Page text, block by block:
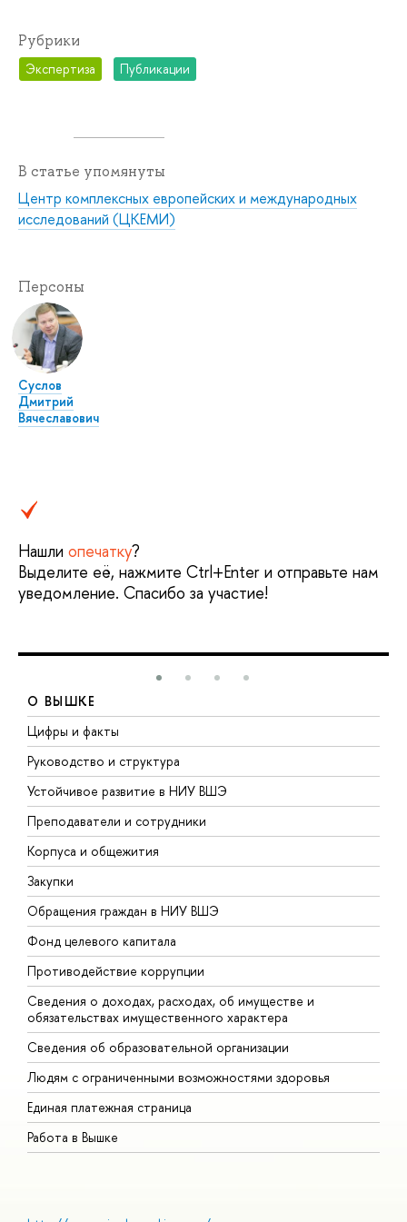
Рубрики
Экспертиза Публикации
В статье упомянуты
Центр комплексных европейских и международных
исследований (ЦКЕМИ)
Персоны
Суслов
Дмитрий
Вячеславович
Нашли опечатку?
Выделите её, нажмите Ctrl+Enter и отправьте нам
уведомление. Спасибо за участие!
О ВЫШКЕ
Цифры и факты
Руководство и структура
Устойчивое развитие в НИУ ВШЭ
Преподаватели и сотрудники
Корпуса и общежития
Закупки
Обращения граждан в НИУ ВШЭ
Фонд целевого капитала
Противодействие коррупции
Сведения о доходах, расходах, об имуществе и
обязательствах имущественного характера
Сведения об образовательной организации
Людям с ограниченными возможностями здоровья
Единая платежная страница
Работа в Вышке